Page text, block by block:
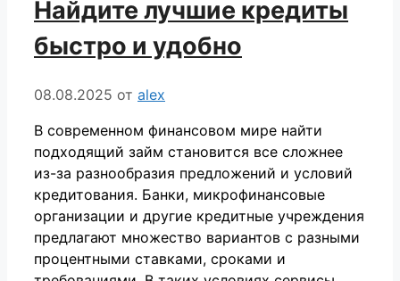
Найдите лучшие кредиты
быстро и удобно
08.08.2025 от alex
В современном финансовом мире найти
подходящий займ становится все сложнее
из-за разнообразия предложений и условий
кредитования. Банки, микрофинансовые
организации и другие кредитные учреждения
предлагают множество вариантов с разными
процентными ставками, сроками и